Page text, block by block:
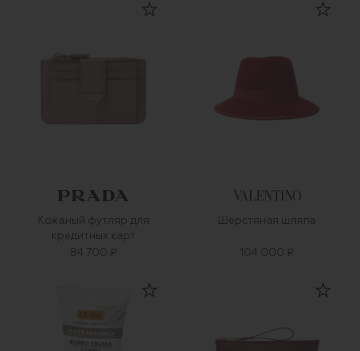
Кожаный футляр для
кредитных карт
84 700 ₽
Шерстяная шляпа
104 000 ₽